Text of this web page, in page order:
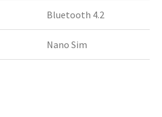
Bluetooth 4.2
Nano Sim